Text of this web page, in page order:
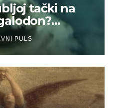
tački na
su
su
PULS